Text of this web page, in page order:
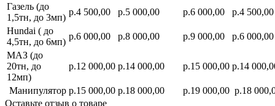
Газель (до
1,5тн, до 3мп)
р.4 500,00 р.5 000,00 р.6 000,00
р.4 500,00
Hundai ( до
4,5тн, до 6мп)
р.6 000,00 р.8 000,00 р.9 000,00
р.6 000,00
МАЗ (до
20тн, до
12мп)
р.12 000,00 р.14 000,00 р.15 000,00 р.14
Манипулятор р.15 000,00 р.18 000,00 р.19 000,00 р.18
Оставьте отзыв о товаре